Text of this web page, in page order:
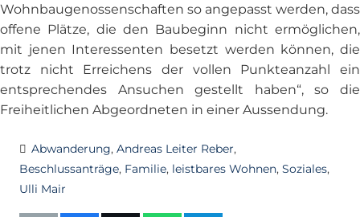
Wohnbaugenossenschaften so angepasst werden, dass
offene Plätze, die den Baubeginn nicht ermöglichen,
mit jenen Interessenten besetzt werden können, die
trotz nicht Erreichens der vollen Punkteanzahl ein
entsprechendes Ansuchen gestellt haben“, so die
Freiheitlichen Abgeordneten in einer Aussendung.
Abwanderung, Andreas Leiter Reber,
Beschlussanträge, Familie, leistbares Wohnen, Soziales,
Ulli Mair